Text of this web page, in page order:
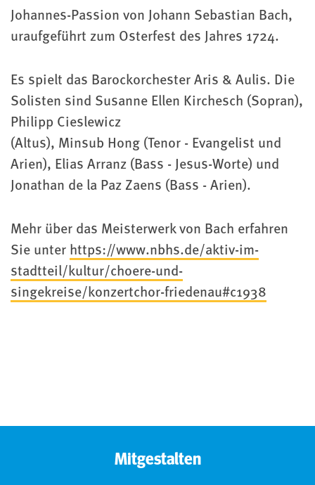
Johannes-Passion von Johann Sebastian Bach,
uraufgeführt zum Osterfest des Jahres 1724.
Es spielt das Barockorchester Aris & Aulis. Die
Solisten sind Susanne Ellen Kirchesch (Sopran),
Philipp Cieslewicz
(Altus), Minsub Hong (Tenor - Evangelist und
Arien), Elias Arranz (Bass - Jesus-Worte) und
Jonathan de la Paz Zaens (Bass - Arien).
Mehr über das Meisterwerk von Bach erfahren
Sie unter https://www.nbhs.de/aktiv-im-
stadtteil/kultur/choere-und-
singekreise/konzertchor-friedenau#c1938
Mitgestalten